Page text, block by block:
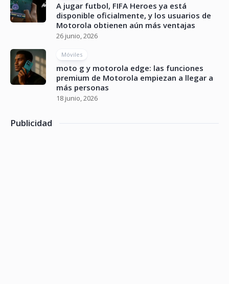
A jugar futbol, FIFA Heroes ya está
disponible oficialmente, y los usuarios de
Motorola obtienen aún más ventajas
26 junio, 2026
Móviles
moto g y motorola edge: las funciones
premium de Motorola empiezan a llegar a
más personas
18 junio, 2026
Publicidad